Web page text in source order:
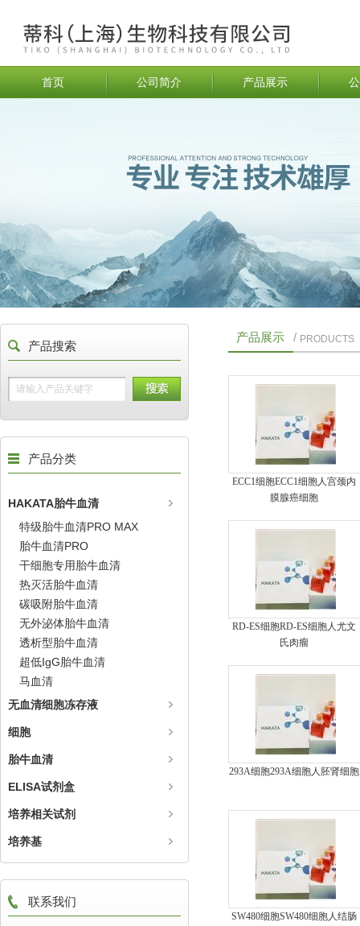
首页 公司简介 产品展示
产品搜索
产品分类
HAKATA胎牛血清
特级胎牛血清PRO MAX
胎牛血清PRO
干细胞专用胎牛血清
热灭活胎牛血清
碳吸附胎牛血清
无外泌体胎牛血清
透析型胎牛血清
超低IgG胎牛血清
马血清
无血清细胞冻存液
细胞
胎牛血清
ELISA试剂盒
培养相关试剂
培养基
联系我们
产品展示 / PRODUCTS
ECC1细胞ECC1细胞人宫颈内
膜腺癌细胞
RD-ES细胞RD-ES细胞人尤文
氏肉瘤
293A细胞293A细胞人胚肾细胞
SW480细胞SW480细胞人结肠